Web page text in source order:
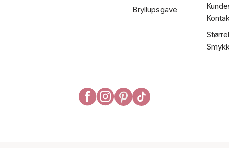
Bryllupsgave